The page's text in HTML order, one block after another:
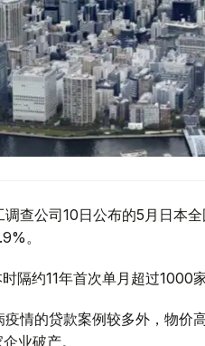
查公司10日公布的5月日本
。
隔约11年首次单月超过1000家
情的贷款案例较多外，物价
业破产。